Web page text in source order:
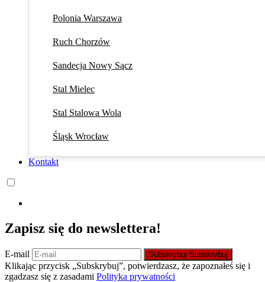
Polonia Warszawa
Ruch Chorzów
Sandecja Nowy Sącz
Stal Mielec
Stal Stalowa Wola
Śląsk Wrocław
Kontakt
Zapisz się do newslettera!
E-mail Subskrybuj Subskrybuj
Klikając przycisk „Subskrybuj”, potwierdzasz, że zapoznałeś się i
zgadzasz się z zasadami Polityka prywatności